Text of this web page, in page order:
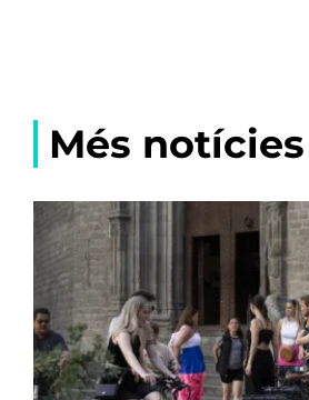
Més notícies